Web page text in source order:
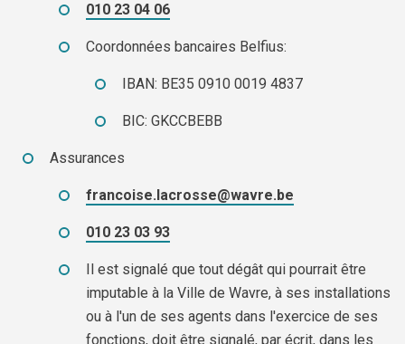
010 23 04 06
Coordonnées bancaires Belfius:
IBAN: BE35 0910 0019 4837
BIC: GKCCBEBB
Assurances
francoise.lacrosse@wavre.be
010 23 03 93
Il est signalé que tout dégât qui pourrait être
imputable à la Ville de Wavre, à ses installations
ou à l'un de ses agents dans l'exercice de ses
fonctions, doit être signalé, par écrit, dans les